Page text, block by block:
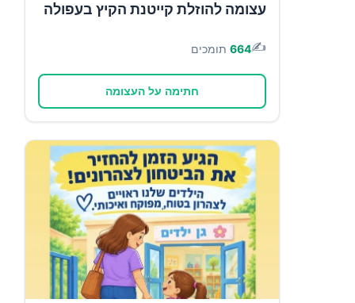
עצומה להוזלת קייטנת הקיץ בעפולה
✍️
664 תומכים
חתימה על העצומה